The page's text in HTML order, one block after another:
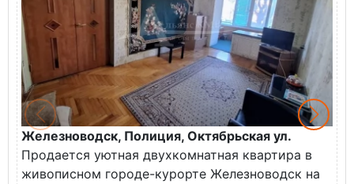
Железноводск, Полиция, Октябрьская ул.
Продается уютная двухкомнатная квартира в
живописном городе-курорте Железноводск на